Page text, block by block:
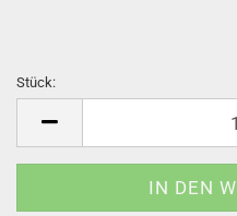
Stück: